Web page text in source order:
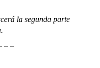
la segunda parte
– –